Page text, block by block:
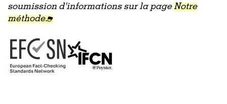
soumission d'informations sur la pageNotre
méthode.